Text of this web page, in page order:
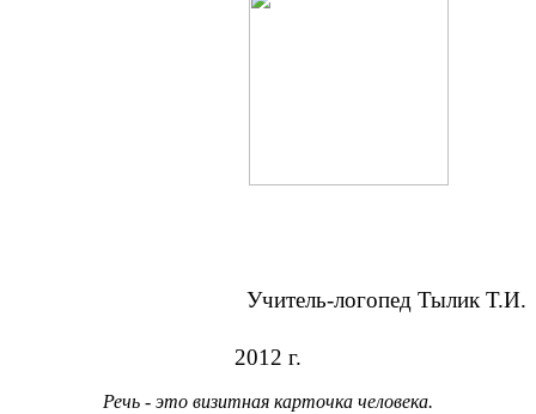
Учитель-логопед Тылик Т.И.
2012 г.
Речь - это визитная карточка человека.